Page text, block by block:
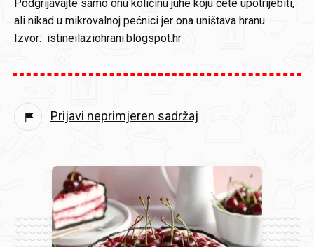
Podgrijavajte samo onu količinu juhe koju ćete upotrijebiti,
ali nikad u mikrovalnoj pećnici jer ona uništava hranu.
Izvor: istineilaziohrani.blogspot.hr
Prijavi neprimjeren sadržaj